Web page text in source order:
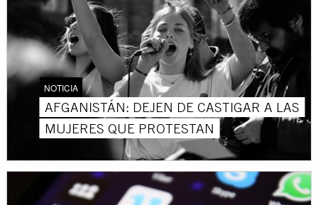
NOTICIA
AFGANISTÁN: DEJEN DE CASTIGAR A LAS
MUJERES QUE PROTESTAN